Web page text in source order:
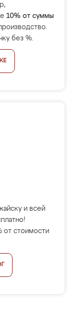
10% от суммы
без %.
и всей
от стоимости